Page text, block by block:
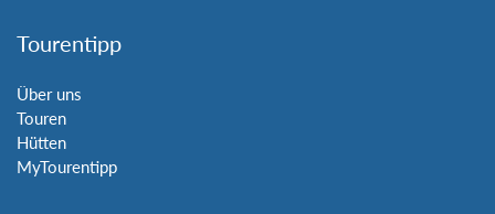
Tourentipp
Über uns
Touren
Hütten
MyTourentipp